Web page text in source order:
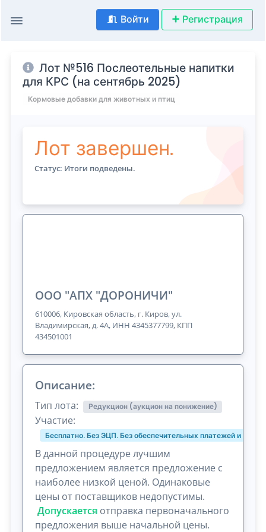
Войти Регистрация
Лот №516 Послеотельные напитки
для КРС (на сентябрь 2025)
Кормовые добавки для животных и птиц
Лот завершен.
Статус: Итоги подведены.
ООО "АПХ "ДОРОНИЧИ"
610006, Кировская область, г. Киров, ул.
Владимирская, д. 4А, ИНН 4345377799, КПП
434501001
Описание:
Тип лота: Редукцион (аукцион на понижение)
Участие:
Бесплатно. Без ЭЦП. Без обеспечительных платежей и
В данной процедуре лучшим
предложением является предложение с
наиболее низкой ценой. Одинаковые
цены от поставщиков недопустимы.
Допускается отправка первоначального
предложения выше начальной цены.